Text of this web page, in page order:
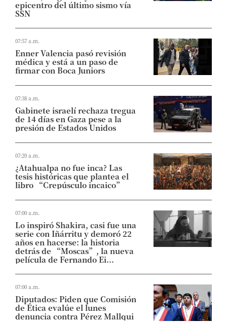
epicentro del último sismo vía
SSN
07:57 a.m.
Enner Valencia pasó revisión
médica y está a un paso de
firmar con Boca Juniors
07:38 a.m.
Gabinete israelí rechaza tregua
de 14 días en Gaza pese a la
presión de Estados Unidos
07:20 a.m.
¿Atahualpa no fue inca? Las
tesis históricas que plantea el
libro “Crepúsculo incaico”
07:00 a.m.
Lo inspiró Shakira, casi fue una
serie con Iñárritu y demoró 22
años en hacerse: la historia
detrás de “Moscas”, la nueva
película de Fernando Ei...
07:00 a.m.
Diputados: Piden que Comisión
de Ética evalúe el lunes
denuncia contra Pérez Mallqui